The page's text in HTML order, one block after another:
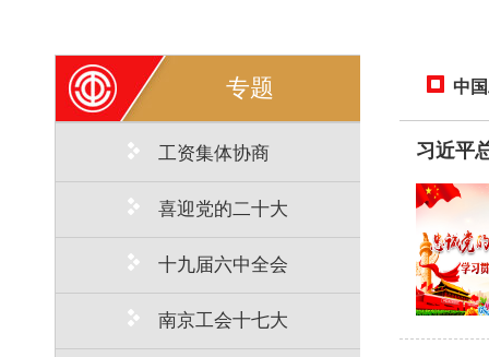
专题
工资集体协商
喜迎党的二十大
十九届六中全会
南京工会十七大
中
习近平